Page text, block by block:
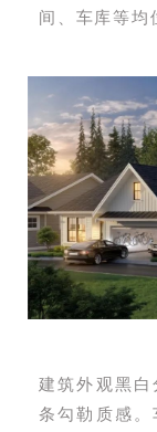
间、车库等均
建筑外观黑
条勾勒质感